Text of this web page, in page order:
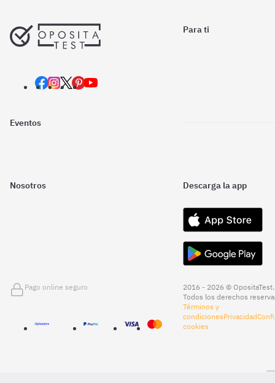
Para ti
Eventos
Nosotros Descarga la app
Pago online seguro
2016 - 2026 © OpositaTest.
Todos los derechos
Términos y
condicionesPrivacidad
cookies